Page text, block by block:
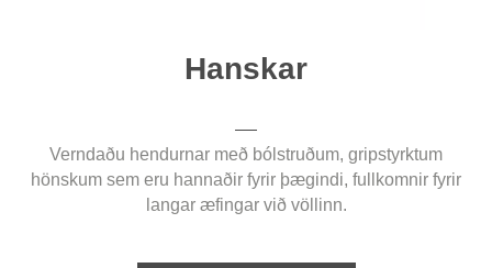
Hanskar
Verndaðu hendurnar með bólstruðum, gripstyrktum
hönskum sem eru hannaðir fyrir þægindi, fullkomnir fyrir
langar æfingar við völlinn.